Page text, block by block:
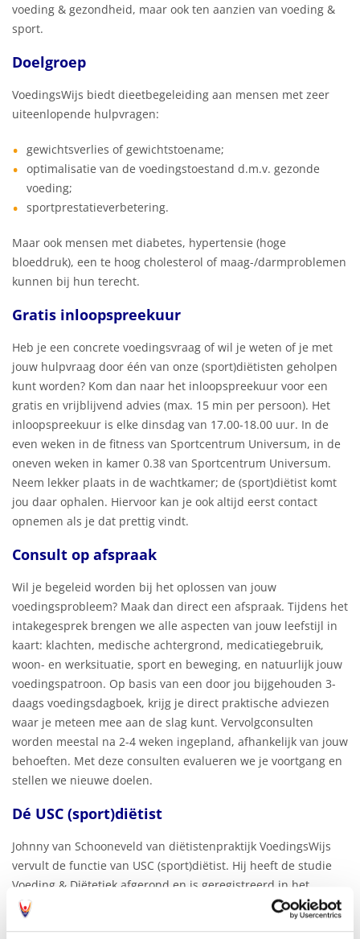
voeding & gezondheid, maar ook ten aanzien van voeding &
sport.
Doelgroep
VoedingsWijs biedt dieetbegeleiding aan mensen met zeer
uiteenlopende hulpvragen:
gewichtsverlies of gewichtstoename;
optimalisatie van de voedingstoestand d.m.v. gezonde
voeding;
sportprestatieverbetering.
Maar ook mensen met diabetes, hypertensie (hoge
bloeddruk), een te hoog cholesterol of maag-/darmproblemen
kunnen bij hun terecht.
Gratis inloopspreekuur
Heb je een concrete voedingsvraag of wil je weten of je met
jouw hulpvraag door één van onze (sport)diëtisten geholpen
kunt worden? Kom dan naar het inloopspreekuur voor een
gratis en vrijblijvend advies (max. 15 min per persoon). Het
inloopspreekuur is elke dinsdag van 17.00-18.00 uur. In de
even weken in de fitness van Sportcentrum Universum, in de
oneven weken in kamer 0.38 van Sportcentrum Universum.
Neem lekker plaats in de wachtkamer; de (sport)diëtist komt
jou daar ophalen. Hiervoor kan je ook altijd eerst contact
opnemen als je dat prettig vindt.
Consult op afspraak
Wil je begeleid worden bij het oplossen van jouw
voedingsprobleem? Maak dan direct een afspraak. Tijdens het
intakegesprek brengen we alle aspecten van jouw leefstijl in
kaart: klachten, medische achtergrond, medicatiegebruik,
woon- en werksituatie, sport en beweging, en natuurlijk jouw
voedingspatroon. Op basis van een door jou bijgehouden 3-
daags voedingsdagboek, krijg je direct praktische adviezen
waar je meteen mee aan de slag kunt. Vervolgconsulten
worden meestal na 2-4 weken ingepland, afhankelijk van jouw
behoeften. Met deze consulten evalueren we je voortgang en
stellen we nieuwe doelen.
Dé USC (sport)diëtist
Johnny van Schooneveld van diëtistenpraktijk VoedingsWijs
vervult de functie van USC (sport)diëtist. Hij heeft de studie
Voeding & Diëtetiek afgerond en is geregistreerd in het
Kwaliteitsregister voor Paramedici. Ook heeft hij de post-
HBO-opleiding tot sportdiëtist afgerond en staat hij